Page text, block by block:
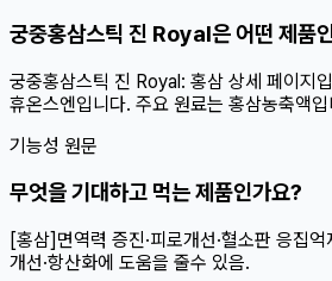
궁중홍삼스틱 진 Royal은 어떤 제품
궁중홍삼스틱 진 Royal: 홍삼 상세 페이지
휴온스엔입니다. 주요 원료는 홍삼농축액입
기능성 원문
무엇을 기대하고 먹는 제품인가요?
[홍삼]면역력 증진·피로개선·혈소판 응집
개선·항산화에 도움을 줄수 있음.